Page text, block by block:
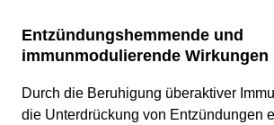
Entzündungshemmende und
immunmodulierende Wirkungen
Durch die Beruhigung überaktiver
die Unterdrückung von Entzündungen